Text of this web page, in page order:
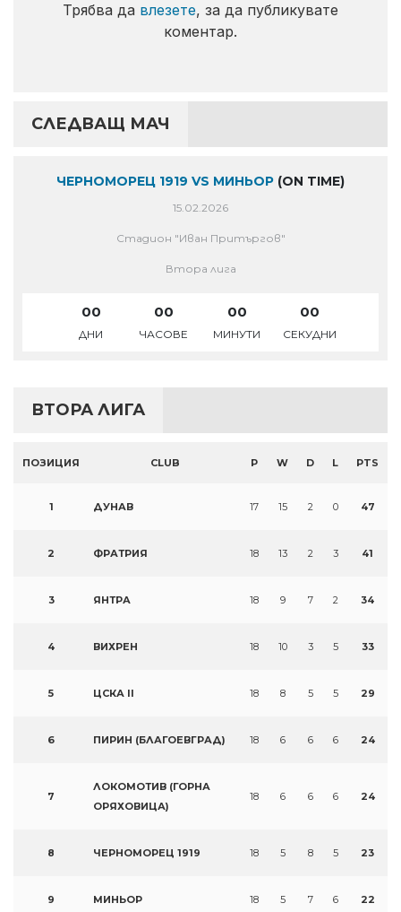
Трябва да влезете, за да публикувате
коментар.
СЛЕДВАЩ МАЧ
ЧЕРНОМОРЕЦ 1919 VS МИНЬОР (ON TIME)
15.02.2026
Стадион "Иван Притъргов"
Втора лига
00
ДНИ
00
ЧАСОВЕ
00
МИНУТИ
00
СЕКУДНИ
ВТОРА ЛИГА
ПОЗИЦИЯ CLUB P W D L PTS
1 ДУНАВ 17 15 2 0 47
2 ФРАТРИЯ 18 13 2 3 41
3 ЯНТРА 18 9 7 2 34
4 ВИХРЕН 18 10 3 5 33
5 ЦСКА II 18 8 5 5 29
6 ПИРИН (БЛАГОЕВГРАД) 18 6 6 6 24
7
ЛОКОМОТИВ (ГОРНА
ОРЯХОВИЦА)
18 6 6 6 24
8 ЧЕРНОМОРЕЦ 1919 18 5 8 5 23
9 МИНЬОР 18 5 7 6 22